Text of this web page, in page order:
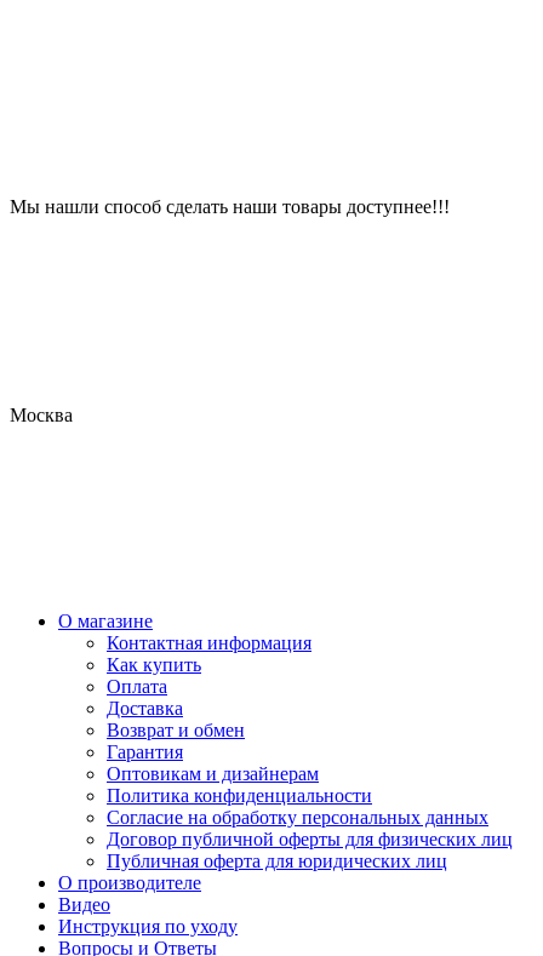
Мы нашли способ сделать наши товары доступнее!!!
Москва
О магазине
Контактная информация
Как купить
Оплата
Доставка
Возврат и обмен
Гарантия
Оптовикам и дизайнерам
Политика конфиденциальности
Согласие на обработку персональных данных
Договор публичной оферты для физических лиц
Публичная оферта для юридических лиц
О производителе
Видео
Инструкция по уходу
Вопросы и Ответы